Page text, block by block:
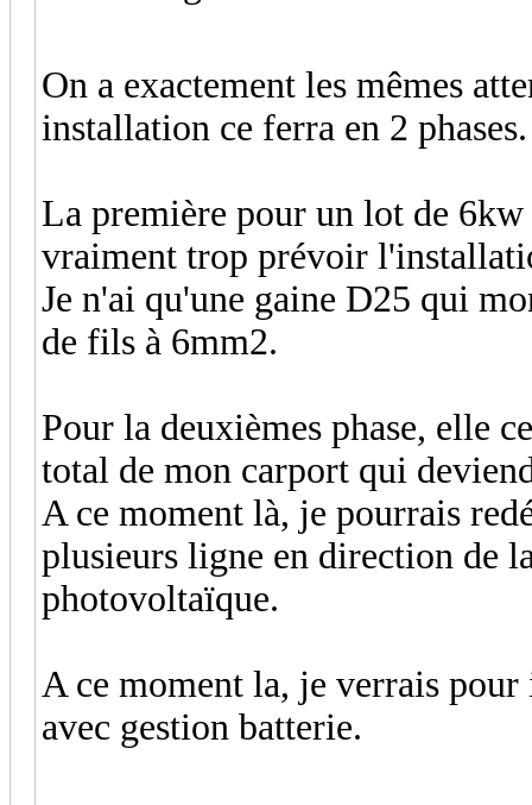
On a exactement les mêmes
installation ce ferra en 2 phases.
La première pour un lot de 6kw
vraiment trop prévoir
Je n'ai qu'une gaine D25 qui
de fils à 6mm2.
Pour la deuxièmes phase, elle
total de mon carport qui
A ce moment là, je pourrais
plusieurs ligne en direction de
photovoltaïque.
A ce moment la, je verrais
avec gestion batterie.